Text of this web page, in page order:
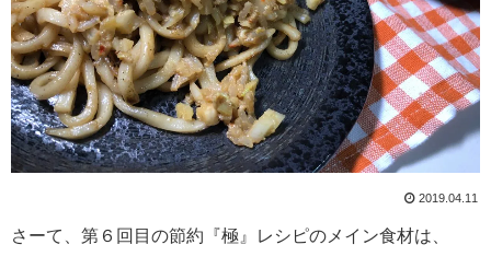
2019.04.11
さーて、第６回目の節約『極』レシピのメイン食材は、